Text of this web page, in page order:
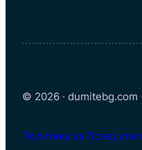
© 2026 · dumitebg.com
Политика за